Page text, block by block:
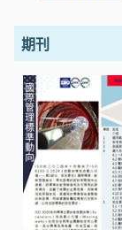
期刊